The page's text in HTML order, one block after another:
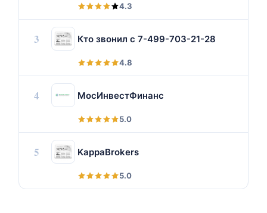
4.3
3 Кто звонил с 7-499-703-21-28
4.8
4 МосИнвестФинанс
5.0
5 KappaBrokers
5.0